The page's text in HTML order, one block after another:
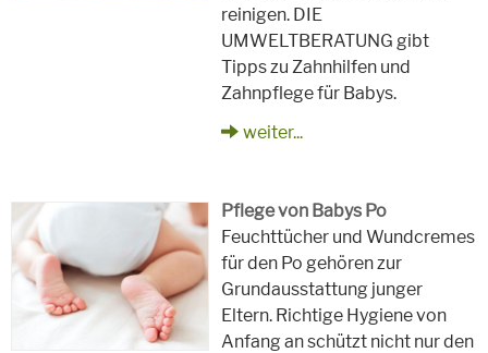
reinigen. DIE
UMWELTBERATUNG gibt
Tipps zu Zahnhilfen und
Zahnpflege für Babys.
weiter...
Pflege von Babys Po
Feuchttücher und Wundcremes
für den Po gehören zur
Grundausstattung junger
Eltern. Richtige Hygiene von
Anfang an schützt nicht nur den